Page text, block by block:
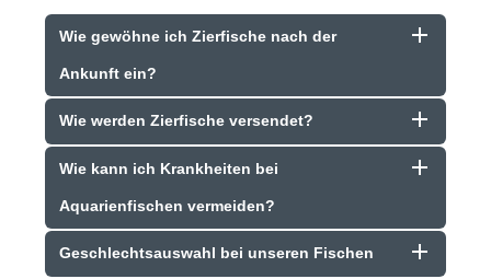
Wie gewöhne ich Zierfische nach der
Ankunft ein?
Wie werden Zierfische versendet?
Wie kann ich Krankheiten bei
Aquarienfischen vermeiden?
Geschlechtsauswahl bei unseren Fischen